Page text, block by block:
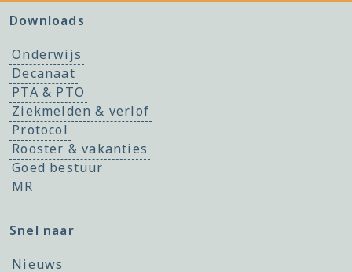
Downloads
Onderwijs
Decanaat
PTA & PTO
Ziekmelden & verlof
Protocol
Rooster & vakanties
Goed bestuur
MR
Snel naar
Nieuws